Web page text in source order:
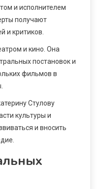
и исполнителем
получают
и критиков.
и кино. Она
постановок и
фильмов в
Стулову
культуры и
и вносить